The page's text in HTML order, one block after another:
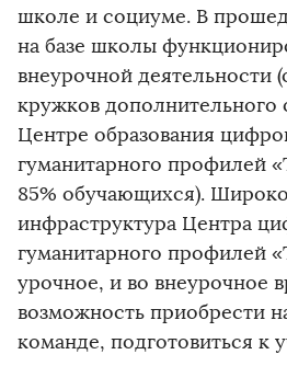
школе и социуме. В
на базе школы
внеурочной деятельности
кружков дополнительного
Центре образования
гуманитарного профилей
85% обучающихся).
инфраструктура Центра
гуманитарного профилей
урочное, и во внеурочное
возможность приобрести
команде, подготовиться к